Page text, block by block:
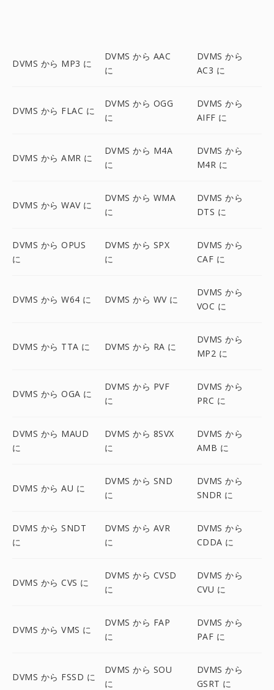
DVMS から MP3 に
DVMS から AAC
に
DVMS から
AC3 に
DVMS から FLAC に
DVMS から OGG
に
DVMS から
AIFF に
DVMS から AMR に
DVMS から M4A
に
DVMS から
M4R に
DVMS から WAV に
DVMS から WMA
に
DVMS から
DTS に
DVMS から OPUS
に
DVMS から SPX
に
DVMS から
CAF に
DVMS から W64 に DVMS から WV に
DVMS から
VOC に
DVMS から TTA に DVMS から RA に
DVMS から
MP2 に
DVMS から OGA に
DVMS から PVF
に
DVMS から
PRC に
DVMS から MAUD
に
DVMS から 8SVX
に
DVMS から
AMB に
DVMS から AU に
DVMS から SND
に
DVMS から
SNDR に
DVMS から SNDT
に
DVMS から AVR
に
DVMS から
CDDA に
DVMS から CVS に
DVMS から CVSD
に
DVMS から
CVU に
DVMS から VMS に
DVMS から FAP
に
DVMS から
PAF に
DVMS から FSSD に
DVMS から SOU
に
DVMS から
GSRT に